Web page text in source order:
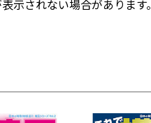
示されない場合があります。